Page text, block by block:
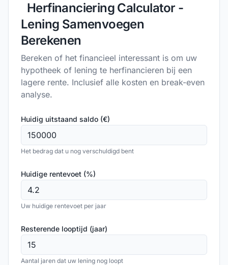
Herfinanciering Calculator -
Lening Samenvoegen
Berekenen
Bereken of het financieel interessant is om uw
hypotheek of lening te herfinancieren bij een
lagere rente. Inclusief alle kosten en break-even
analyse.
Huidig uitstaand saldo (€)
Het bedrag dat u nog verschuldigd bent
Huidige rentevoet (%)
Uw huidige rentevoet per jaar
Resterende looptijd (jaar)
Aantal jaren dat uw lening nog loopt